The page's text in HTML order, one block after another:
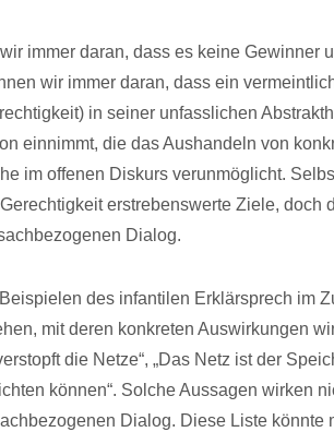
immer daran, dass es keine Gewinner
wir immer daran, dass ein
in seiner unfasslichen
einnimmt, die das Aushandeln von
im offenen Diskurs verunmöglicht.
erstrebenswerte Ziele, doch
Dialog.
des infantilen Erklärsprech im
mit deren konkreten Auswirkungen
die Netze“, „Das Netz ist der
können“. Solche Aussagen wirken
Dialog. Diese Liste könnte